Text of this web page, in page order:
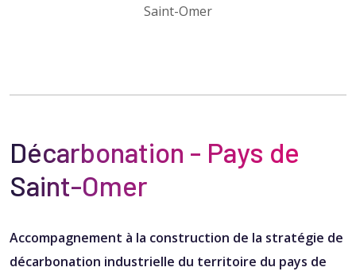
Saint-Omer​
Décarbonation​ - Pays de
Saint-Omer
Accompagnement à la construction de la stratégie de
décarbonation industrielle du territoire du pays de